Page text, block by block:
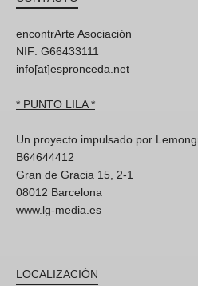
encontrArte Asociación
NIF: G66433111
info[at]espronceda.net
* PUNTO LILA *
Un proyecto impulsado por
B64644412
Gran de Gracia 15, 2-1
08012 Barcelona
www.lg-media.es
LOCALIZACIÓN